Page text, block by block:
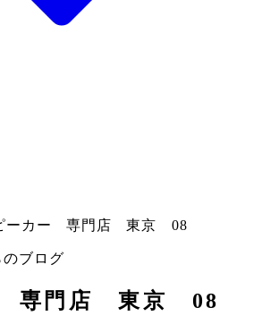
ーカー 専門店 東京 08
のブログ
専門店 東京 08